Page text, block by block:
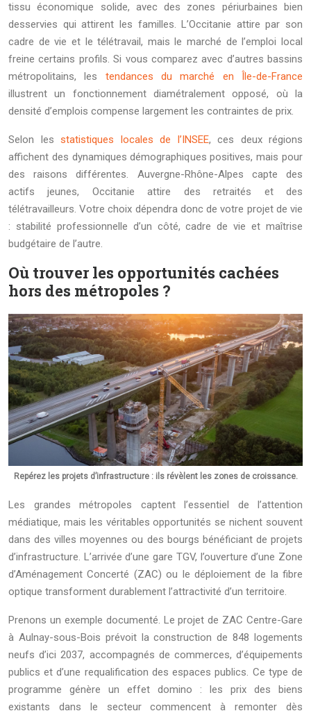
tissu économique solide, avec des zones périurbaines bien
desservies qui attirent les familles. L’Occitanie attire par son
cadre de vie et le télétravail, mais le marché de l’emploi local
freine certains profils. Si vous comparez avec d’autres bassins
métropolitains, les tendances du marché en Île-de-France
illustrent un fonctionnement diamétralement opposé, où la
densité d’emplois compense largement les contraintes de prix.
Selon les statistiques locales de l’INSEE, ces deux régions
affichent des dynamiques démographiques positives, mais pour
des raisons différentes. Auvergne-Rhône-Alpes capte des
actifs jeunes, Occitanie attire des retraités et des
télétravailleurs. Votre choix dépendra donc de votre projet de vie
: stabilité professionnelle d’un côté, cadre de vie et maîtrise
budgétaire de l’autre.
Où trouver les opportunités cachées
hors des métropoles ?
Repérez les projets d’infrastructure : ils révèlent les zones de croissance.
Les grandes métropoles captent l’essentiel de l’attention
médiatique, mais les véritables opportunités se nichent souvent
dans des villes moyennes ou des bourgs bénéficiant de projets
d’infrastructure. L’arrivée d’une gare TGV, l’ouverture d’une Zone
d’Aménagement Concerté (ZAC) ou le déploiement de la fibre
optique transforment durablement l’attractivité d’un territoire.
Prenons un exemple documenté. Le projet de ZAC Centre-Gare
à Aulnay-sous-Bois prévoit la construction de 848 logements
neufs d’ici 2037, accompagnés de commerces, d’équipements
publics et d’une requalification des espaces publics. Ce type de
programme génère un effet domino : les prix des biens
existants dans le secteur commencent à remonter dès